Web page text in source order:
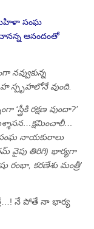
సంఘ
ఆనందంతో
స్పృహలోనే వుంది.
రక్షణ వుందా?’
సంఘ నాయకురాలు
వైపు తిరిగి) భార్యగా
రంభా, కరణేశు మంత్రీ’
నే పోతే నా భార్య